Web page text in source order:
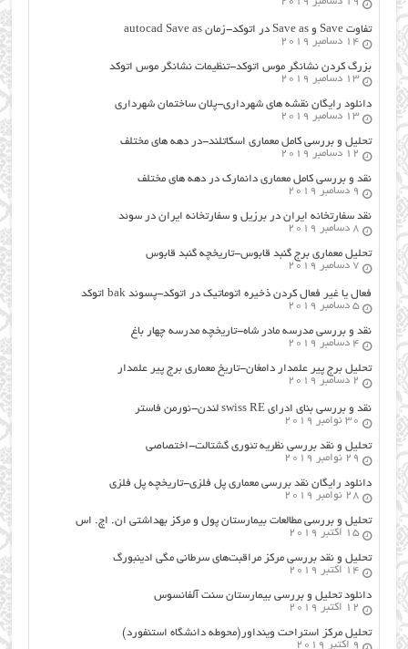
تفاوت Save و Save as در اتوکد-زمان autocad Save as
14 دسامبر 2019
بزرگ کردن نشانگر موس اتوکد-تنظیمات نشانگر موس اتوکد
13 دسامبر 2019
دانلود رایگان نقشه های شهرداری-پلان ساختمان شهرداری
13 دسامبر 2019
تحلیل و بررسی کامل معماری اسکاتلند-در دهه های مختلف
12 دسامبر 2019
نقد و بررسی کامل معماری دانمارک در دهه های مختلف
9 دسامبر 2019
نقد سفارتخانه ایران در برزیل و سفارتخانه ایران در سوئد
8 دسامبر 2019
تحلیل معماری برج گنبد قابوس-تاریخچه گنبد قابوس
7 دسامبر 2019
فعال یا غیر فعال کردن ذخیره اتوماتیک در اتوکد-پسوند bak اتوکد
5 دسامبر 2019
نقد و بررسی مدرسه مادر شاه-تاریخچه مدرسه چهار باغ
4 دسامبر 2019
تحلیل برج پیر علمدار دامغان-تاریخ معماری برج پیر علمدار
2 دسامبر 2019
نقد و بررسی بنای ادرای swiss RE لندن-نورمن فاستر
30 نوامبر 2019
تحلیل و نقد بررسی نظریه تئوری گشتالت-اختصاصی
29 نوامبر 2019
دانلود رایگان نقد بررسی معماری پل فلزی-تاریخچه پل فلزی
28 نوامبر 2019
تحلیل و بررسی مطالعات بیمارستان پول و مرکز بهداشتی ان. اچ. اس
15 اکتبر 2019
تحلیل و نقد بررسی مرکز مراقبت‌های سرطانی مگی ادینبورگ
14 اکتبر 2019
دانلود تحلیل و بررسی بیمارستان سنت آلفانسوس
12 اکتبر 2019
تحلیل مرکز استراحت وینداور(محوطه دانشگاه استنفورد)
9 اکتبر 2019